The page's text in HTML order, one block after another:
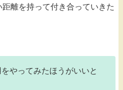
離を持って付き合っていきた
やってみたほうがいいと